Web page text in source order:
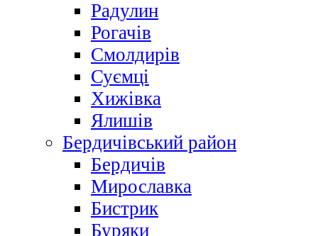
Радулин
Рогачів
Смолдирів
Суємці
Хижівка
Ялишів
Бердичівський район
Бердичів
Мирославка
Бистрик
Буряки